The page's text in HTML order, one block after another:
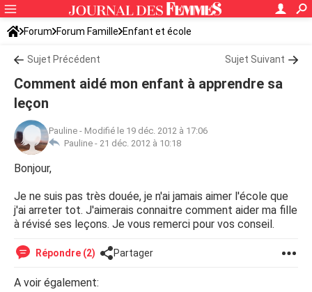
Forum Forum Famille Enfant et école
Sujet Précédent Sujet Suivant
Comment aidé mon enfant à apprendre sa
leçon
Pauline - Modifié le 19 déc. 2012 à 17:06
Pauline - 21 déc. 2012 à 10:18
Bonjour,
Je ne suis pas très douée, je n'ai jamais aimer l'école que
j'ai arreter tot. J'aimerais connaitre comment aider ma fille
à révisé ses leçons. Je vous remerci pour vos conseil.
Répondre (2) Partager
A voir également: